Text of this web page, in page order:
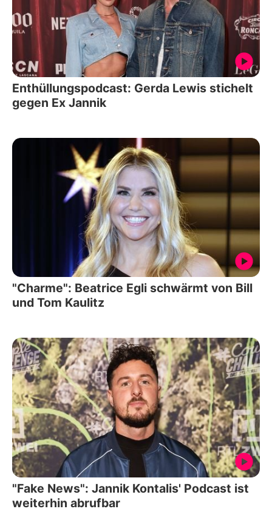
Enthüllungspodcast: Gerda Lewis stichelt
gegen Ex Jannik
"Charme": Beatrice Egli schwärmt von Bill
und Tom Kaulitz
"Fake News": Jannik Kontalis' Podcast ist
weiterhin abrufbar